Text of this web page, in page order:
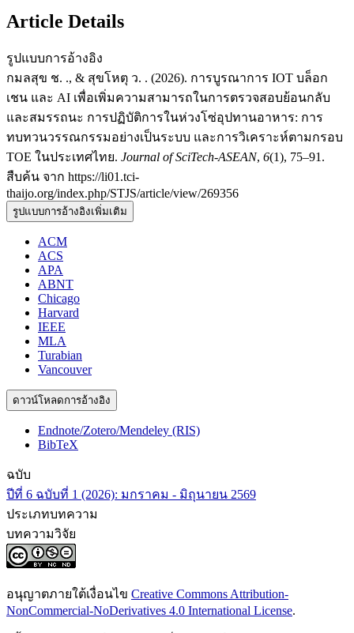
Article Details
รูปแบบการอ้างอิง
กมลสุข ช. ., & สุขโหตุ ว. . (2026). การบูรณาการ IOT บล็อก
เชน และ AI เพื่อเพิ่มความสามารถในการตรวจสอบย้อนกลับ
และสมรรถนะ การปฏิบัติการในห่วงโซ่อุปทานอาหาร: การ
ทบทวนวรรณกรรมอย่างเป็นระบบ และการวิเคราะห์ตามกรอบ
TOE ในประเทศไทย. Journal of SciTech-ASEAN, 6(1), 75–91.
สืบค้น จาก https://li01.tci-
thaijo.org/index.php/STJS/article/view/269356
รูปแบบการอ้างอิงเพิ่มเติม
ACM
ACS
APA
ABNT
Chicago
Harvard
IEEE
MLA
Turabian
Vancouver
ดาวน์โหลดการอ้างอิง
Endnote/Zotero/Mendeley (RIS)
BibTeX
ฉบับ
ปีที่ 6 ฉบับที่ 1 (2026): มกราคม - มิถุนายน 2569
ประเภทบทความ
บทความวิจัย
อนุญาตภายใต้เงื่อนไข Creative Commons Attribution-
NonCommercial-NoDerivatives 4.0 International License.